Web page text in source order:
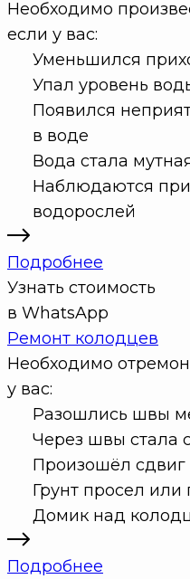
Необходимо
если у вас:
Уменьшился
Упал уровень
Появился
в воде
Вода стала
Наблюдаются
водорослей
Подробнее
Узнать стоимость
в WhatsApp
Ремонт колодцев
Необходимо
у вас:
Разошлись швы
Через швы стала
Произошёл сдвиг
Грунт просел или
Домик над
Подробнее